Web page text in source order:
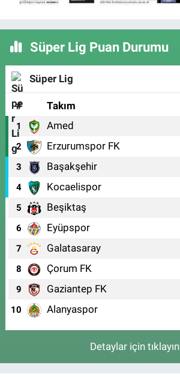
Süper Lig Puan Durumu
Süper Lig
# Takım
1 Amed
2 Erzurumspor FK
3 Başakşehir
4 Kocaelispor
5 Beşiktaş
6 Eyüpspor
7 Galatasaray
8 Çorum FK
9 Gaziantep FK
10 Alanyaspor
Detaylar için tıklayın